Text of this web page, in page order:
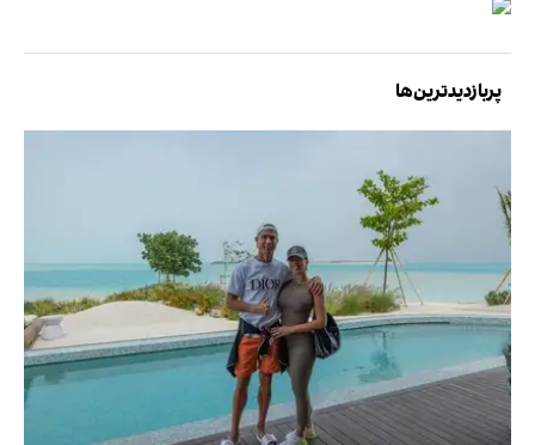
پربازدیدترین‌ها